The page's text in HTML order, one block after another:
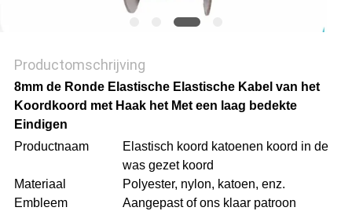
Productomschrijving
8mm de Ronde Elastische Elastische Kabel van het
Koordkoord met Haak het Met een laag bedekte
Eindigen
Productnaam
Elastisch koord katoenen koord in de
was gezet koord
Materiaal
Polyester, nylon, katoen, enz.
Embleem
Aangepast of ons klaar patroon